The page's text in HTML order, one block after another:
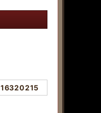
16320215